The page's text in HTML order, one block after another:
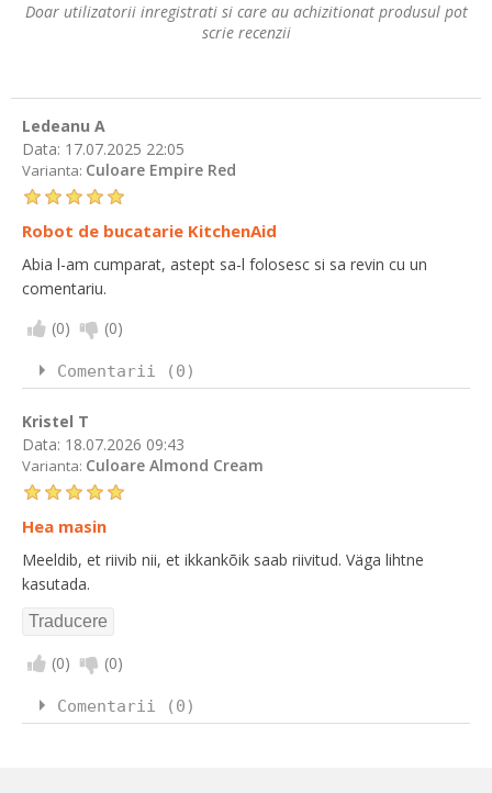
Doar utilizatorii inregistrati si care au achizitionat produsul pot
scrie recenzii
Ledeanu A
Data: 17.07.2025 22:05
Varianta: Culoare Empire Red
Robot de bucatarie KitchenAid
Abia l-am cumparat, astept sa-l folosesc si sa revin cu un
comentariu.
(0) (0)
Comentarii (0)
Kristel T
Data: 18.07.2026 09:43
Varianta: Culoare Almond Cream
Hea masin
Meeldib, et riivib nii, et ikkankõik saab riivitud. Väga lihtne
kasutada.
(0) (0)
Comentarii (0)